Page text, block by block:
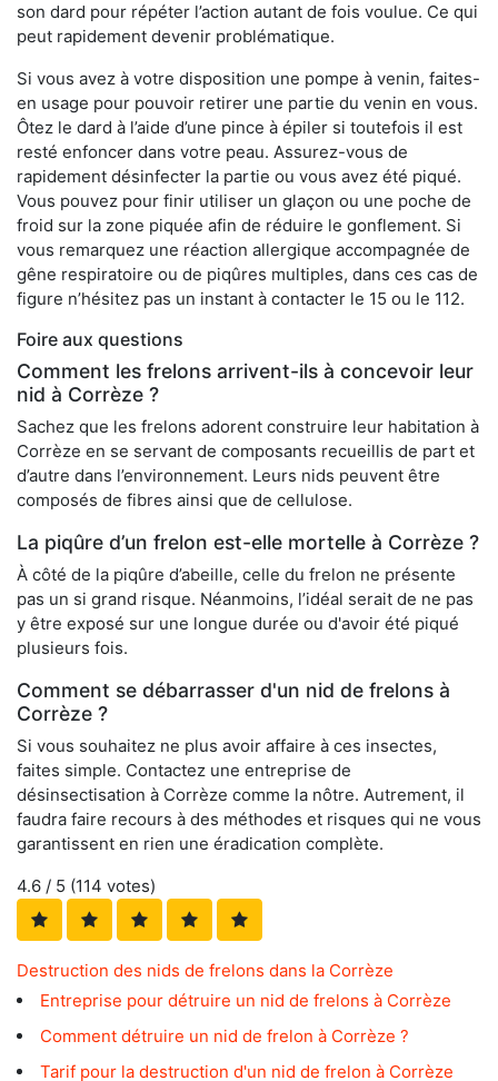
son dard pour répéter l’action autant de fois voulue. Ce qui
peut rapidement devenir problématique.
Si vous avez à votre disposition une pompe à venin, faites-
en usage pour pouvoir retirer une partie du venin en vous.
Ôtez le dard à l’aide d’une pince à épiler si toutefois il est
resté enfoncer dans votre peau. Assurez-vous de
rapidement désinfecter la partie ou vous avez été piqué.
Vous pouvez pour finir utiliser un glaçon ou une poche de
froid sur la zone piquée afin de réduire le gonflement. Si
vous remarquez une réaction allergique accompagnée de
gêne respiratoire ou de piqûres multiples, dans ces cas de
figure n’hésitez pas un instant à contacter le 15 ou le 112.
Foire aux questions
Comment les frelons arrivent-ils à concevoir leur
nid à Corrèze ?
Sachez que les frelons adorent construire leur habitation à
Corrèze en se servant de composants recueillis de part et
d’autre dans l’environnement. Leurs nids peuvent être
composés de fibres ainsi que de cellulose.
La piqûre d’un frelon est-elle mortelle à Corrèze ?
À côté de la piqûre d’abeille, celle du frelon ne présente
pas un si grand risque. Néanmoins, l’idéal serait de ne pas
y être exposé sur une longue durée ou d'avoir été piqué
plusieurs fois.
Comment se débarrasser d'un nid de frelons à
Corrèze ?
Si vous souhaitez ne plus avoir affaire à ces insectes,
faites simple. Contactez une entreprise de
désinsectisation à Corrèze comme la nôtre. Autrement, il
faudra faire recours à des méthodes et risques qui ne vous
garantissent en rien une éradication complète.
4.6 / 5 (114 votes)
Destruction des nids de frelons dans la Corrèze
Entreprise pour détruire un nid de frelons à Corrèze
Comment détruire un nid de frelon à Corrèze ?
Tarif pour la destruction d'un nid de frelon à Corrèze